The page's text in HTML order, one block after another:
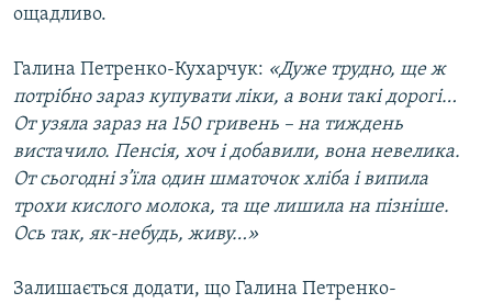
ощадливо.
Галина Петренко-Кухарчук: «Дуже трудно, ще ж
потрібно зараз купувати ліки, а вони такі дорогі…
От узяла зараз на 150 гривень – на тиждень
вистачило. Пенсія, хоч і добавили, вона невелика.
От сьогодні з’їла один шматочок хліба і випила
трохи кислого молока, та ще лишила на пізніше.
Ось так, як-небудь, живу…»
Залишається додати, що Галина Петренко-